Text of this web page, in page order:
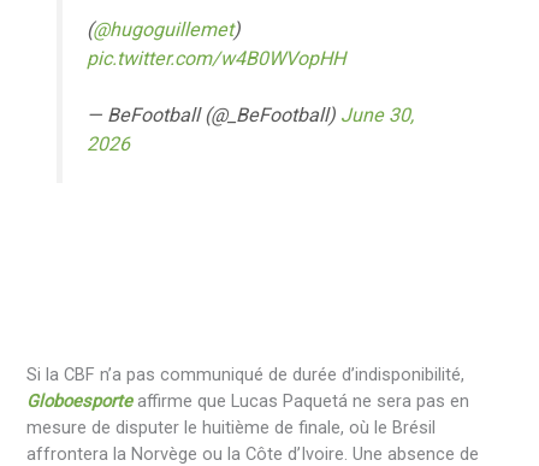
(@hugoguillemet)
pic.twitter.com/w4B0WVopHH
— BeFootball (@_BeFootball) June 30,
2026
Si la CBF n’a pas communiqué de durée d’indisponibilité,
Globoesporteaffirme que Lucas Paquetá ne sera pas en
mesure de disputer le huitième de finale, où le Brésil
affrontera la Norvège ou la Côte d’Ivoire. Une absence de